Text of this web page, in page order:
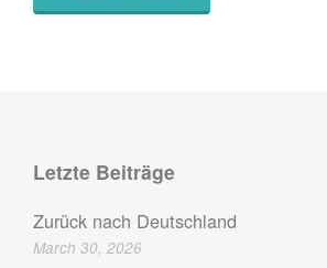
Letzte Beiträge
Zurück nach Deutschland
March 30, 2026